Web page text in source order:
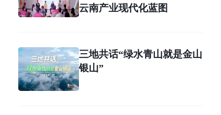
云南产业现代化蓝图
三地共话“绿水青山就是金山
银山”